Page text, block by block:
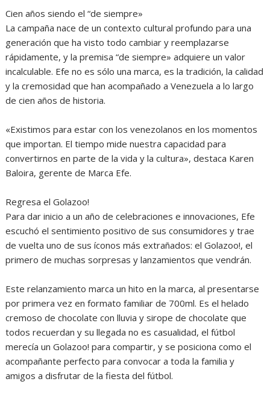
Cien años siendo el “de siempre»
La campaña nace de un contexto cultural profundo para una
generación que ha visto todo cambiar y reemplazarse
rápidamente, y la premisa “de siempre» adquiere un valor
incalculable. Efe no es sólo una marca, es la tradición, la calidad
y la cremosidad que han acompañado a Venezuela a lo largo
de cien años de historia.
«Existimos para estar con los venezolanos en los momentos
que importan. El tiempo mide nuestra capacidad para
convertirnos en parte de la vida y la cultura», destaca Karen
Baloira, gerente de Marca Efe.
Regresa el Golazoo!
Para dar inicio a un año de celebraciones e innovaciones, Efe
escuchó el sentimiento positivo de sus consumidores y trae
de vuelta uno de sus íconos más extrañados: el Golazoo!, el
primero de muchas sorpresas y lanzamientos que vendrán.
Este relanzamiento marca un hito en la marca, al presentarse
por primera vez en formato familiar de 700ml. Es el helado
cremoso de chocolate con lluvia y sirope de chocolate que
todos recuerdan y su llegada no es casualidad, el fútbol
merecía un Golazoo! para compartir, y se posiciona como el
acompañante perfecto para convocar a toda la familia y
amigos a disfrutar de la fiesta del fútbol.